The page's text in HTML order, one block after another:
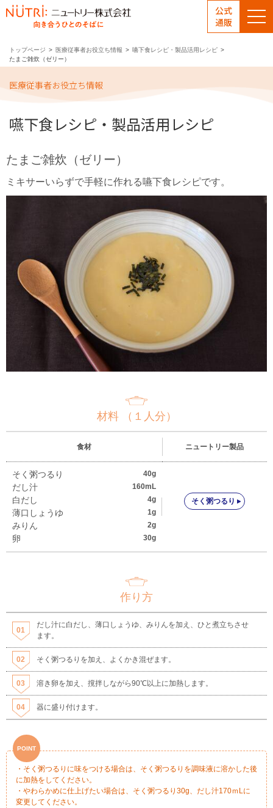
公式
通販
トップページ 医療従事者お役立ち情報
嚥下食レシピ・製品活用レシピ
たまご雑炊（ゼリー）
医療従事者お役立ち情報
嚥下食レシピ・製品活用レシピ
たまご雑炊（ゼリー）
ミキサーいらずで手軽に作れる嚥下食レシピです。
材料 （１人分）
食材 ニュートリー製品
そく粥つるり 40g
だし汁 160mL
白だし 4g
薄口しょうゆ 1g
みりん 2g
卵 30g
そく粥つるり
作り方
だし汁に白だし、薄口しょうゆ、みりんを加え、ひと煮立ちさせ
ます。
そく粥つるりを加え、よくかき混ぜます。
溶き卵を加え、撹拌しながら90℃以上に加熱します。
器に盛り付けます。
・そく粥つるりに味をつける場合は、そく粥つるりを調味液に溶かした後
に加熱をしてください。
・やわらかめに仕上げたい場合は、そく粥つるり30g、だし汁170ｍLに
変更してください。